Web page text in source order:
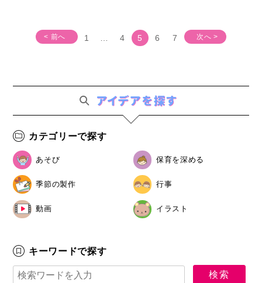
< 前へ 1 4 5 6 7 次へ >
カテゴリーで探す
あそび 保育を深める
季節の製作 行事
動画 イラスト
キーワードで探す